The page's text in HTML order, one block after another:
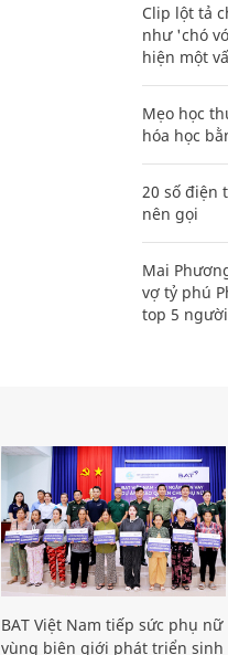
Clip lột tả
như 'chó
hiện một
Mẹo học
hóa học
20 số điện
nên gọi
Mai
vợ tỷ phú
top 5
BAT Việt Nam tiếp sức phụ nữ
vùng biên giới phát triển sinh